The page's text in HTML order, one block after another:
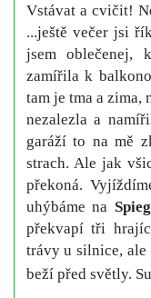
Vstávat a cvičit!
...ještě večer jsi
jsem oblečenej,
zamířila k
tam je tma a zima,
nezalezla a
garáží to na mě
strach. Ale jak
překoná.
uhýbáme na
překvapí tři
trávy u silnice, ale
beží před světly.